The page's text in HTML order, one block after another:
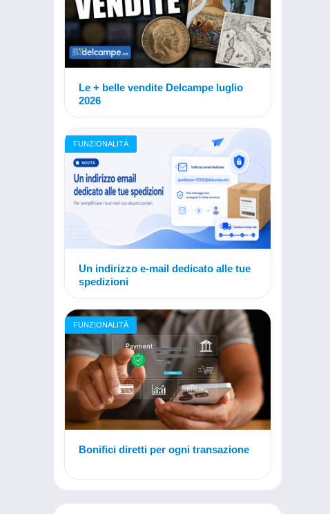
Le + belle vendite Delcampe luglio
2026
FUNZIONALITÀ
Un indirizzo e-mail dedicato alle tue
spedizioni
FUNZIONALITÀ
Bonifici diretti per ogni transazione